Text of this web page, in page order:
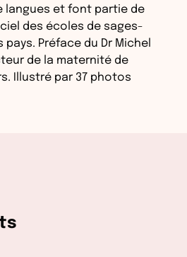
langues et font partie de
des écoles de sages-
Préface du Dr Michel
de la maternité de
Illustré par 37 photos